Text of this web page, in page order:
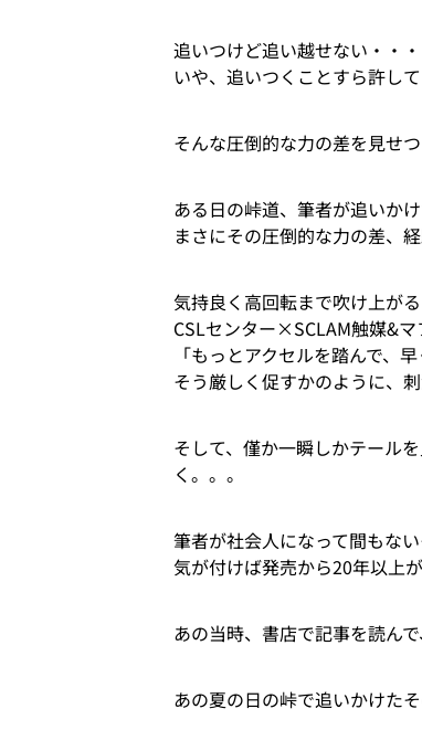
追いつけど追い越せない・・・
いや、追いつくことすら許して
そんな圧倒的な力の差を見せ
ある日の峠道、筆者が追いか
まさにその圧倒的な力の差、
気持良く高回転まで吹け上が
CSLセンター×SCLAM触媒&マ
「もっとアクセルを踏んで、
そう厳しく促すかのように、
そして、僅か一瞬しかテール
く。。。
筆者が社会人になって間もな
気が付けば発売から20年以上
あの当時、書店で記事を読ん
あの夏の日の峠で追いかけた